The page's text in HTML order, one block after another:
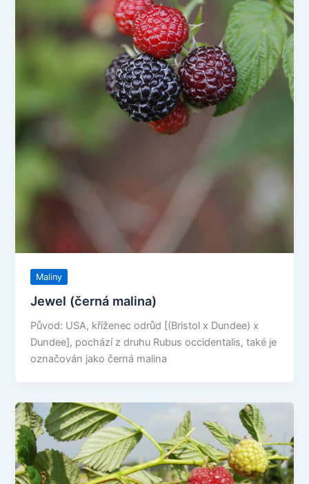
Maliny
Jewel (černá malina)
Původ: USA, kříženec odrůd [(Bristol x Dundee) x
Dundee], pochází z druhu Rubus occidentalis, také je
označován jako černá malina